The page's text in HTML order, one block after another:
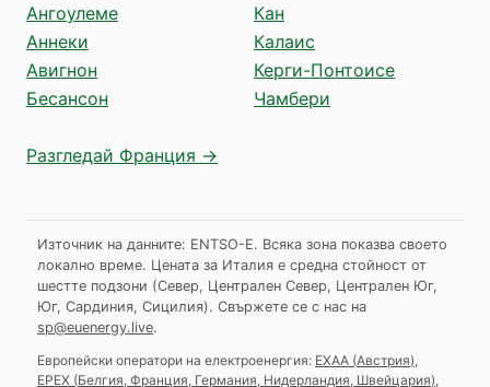
Ангоулеме
Аннеки
Авигнон
Бесансон
Кан
Калаис
Керги-Понтоисе
Чамбери
Разгледай Франция →
Източник на данните: ENTSO-E. Всяка зона показва своето
локално време. Цената за Италия е средна стойност от
шестте подзони (Север, Централен Север, Централен Юг,
Юг, Сардиния, Сицилия). Свържете се с нас на
sp@euenergy.live.
Европейски оператори на електроенергия: EXAA (Австрия)
EPEX (Белгия, Франция, Германия, Нидерландия, Швейцария)